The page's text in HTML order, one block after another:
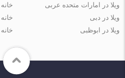
ویلا در امارات متحده عربی
ویلا در دبی
ویلا در ابوظبی